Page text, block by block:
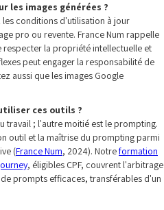
les images générées ?
les conditions d'utilisation à jour
pro ou revente. France Num rappelle
la propriété intellectuelle et
peut engager la responsabilité de
aussi que les images Google
ces outils ?
travail ; l'autre moitié est le prompting.
outil et la maîtrise du prompting parmi
(France Num, 2024). Notreformation
, éligibles CPF, couvrent l'arbitrage
prompts efficaces, transférables d'un